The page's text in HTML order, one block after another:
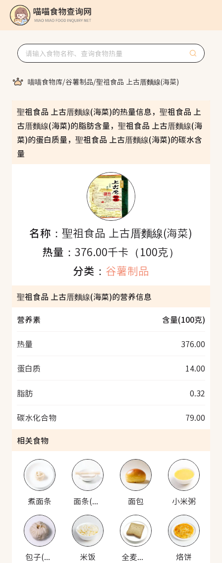
喵喵食物库/谷薯制品/聖祖食品 上古厝麵線(海菜)
聖祖食品 上古厝麵線(海菜)的热量信息，聖祖食品 上
古厝麵線(海菜)的脂肪含量，聖祖食品 上古厝麵線(海
菜)的蛋白质量，聖祖食品 上古厝麵線(海菜)的碳水含
量
名称：聖祖食品 上古厝麵線(海菜)
热量：376.00千卡（100克）
分类： 谷薯制品
聖祖食品 上古厝麵線(海菜)的营养信息
营养素
含量(100克)
热量 376.00
蛋白质 14.00
脂肪 0.32
碳水化合物
79.00
相关食物
煮面条 面条(生) 面包 小米粥
包子(猪肉馅) 米饭 全麦面包 烙饼